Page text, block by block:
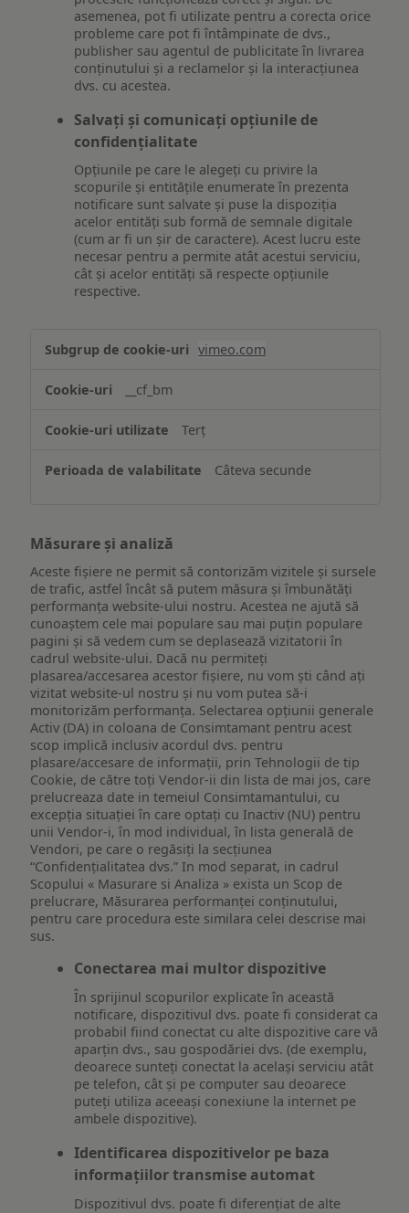
asemenea, pot fi utilizate pentru a corecta orice
probleme care pot fi întâmpinate de dvs.,
publisher sau agentul de publicitate în livrarea
conținutului și a reclamelor și la interacțiunea
dvs. cu acestea.
Salvați și comunicați opțiunile de
confidențialitate
Opțiunile pe care le alegeți cu privire la
scopurile și entitățile enumerate în prezenta
notificare sunt salvate și puse la dispoziția
acelor entități sub formă de semnale digitale
(cum ar fi un șir de caractere). Acest lucru este
necesar pentru a permite atât acestui serviciu,
cât și acelor entități să respecte opțiunile
respective.
Asigurarea
funcționalităților
website-
ului
vimeo.com
__cf_bm
Terț
Câteva secunde
Măsurare și analiză
Aceste fișiere ne permit să contorizăm vizitele și sursele
de trafic, astfel încât să putem măsura și îmbunătăți
performanța website-ului nostru. Acestea ne ajută să
cunoaștem cele mai populare sau mai puțin populare
pagini și să vedem cum se deplasează vizitatorii în
cadrul website-ului. Dacă nu permiteți
plasarea/accesarea acestor fișiere, nu vom ști când ați
vizitat website-ul nostru și nu vom putea să-i
monitorizăm performanța. Selectarea opțiunii generale
Activ (DA) in coloana de Consimtamant pentru acest
scop implică inclusiv acordul dvs. pentru
plasare/accesare de informații, prin Tehnologii de tip
Cookie, de către toți Vendor-ii din lista de mai jos, care
prelucreaza date in temeiul Consimtamantului, cu
excepția situației în care optați cu Inactiv (NU) pentru
unii Vendor-i, în mod individual, în lista generală de
Vendori, pe care o regăsiți la secțiunea
“Confidențialitatea dvs.” In mod separat, in cadrul
Scopului « Masurare si Analiza » exista un Scop de
prelucrare, Măsurarea performanței conținutului,
pentru care procedura este similara celei descrise mai
sus.
Conectarea mai multor dispozitive
În sprijinul scopurilor explicate în această
notificare, dispozitivul dvs. poate fi considerat ca
probabil fiind conectat cu alte dispozitive care vă
aparțin dvs., sau gospodăriei dvs. (de exemplu,
deoarece sunteți conectat la același serviciu atât
pe telefon, cât și pe computer sau deoarece
puteți utiliza aceeași conexiune la internet pe
ambele dispozitive).
Identificarea dispozitivelor pe baza
informațiilor transmise automat
Dispozitivul dvs. poate fi diferențiat de alte